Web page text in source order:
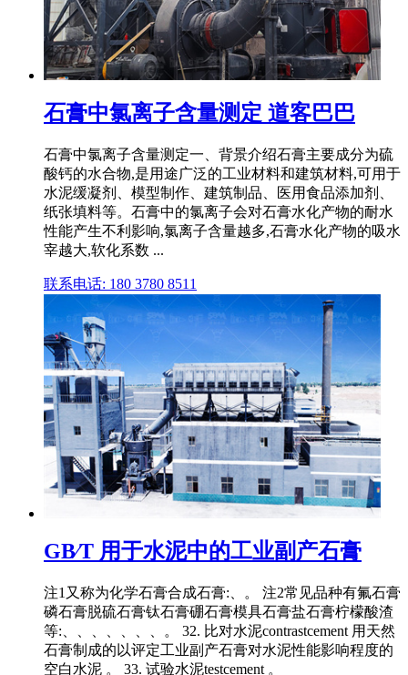
石膏中氯离子含量测定 道客巴巴
石膏中氯离子含量测定一、背景介绍石膏主要成分为硫
酸钙的水合物,是用途广泛的工业材料和建筑材料,可用于
水泥缓凝剂、模型制作、建筑制品、医用食品添加剂、
纸张填料等。石膏中的氯离子会对石膏水化产物的耐水
性能产生不利影响,氯离子含量越多,石膏水化产物的吸水
宰越大,软化系数 ...
联系电话: 180 3780 8511
GB∕T 用于水泥中的工业副产石膏
注1又称为化学石膏合成石膏:、。 注2常见品种有氟石膏
磷石膏脱硫石膏钛石膏硼石膏模具石膏盐石膏柠檬酸渣
等:、、、、、、、。 32. 比对水泥contrastcement 用天然
石膏制成的以评定工业副产石膏对水泥性能影响程度的
空白水泥 。 33. 试验水泥testcement 。